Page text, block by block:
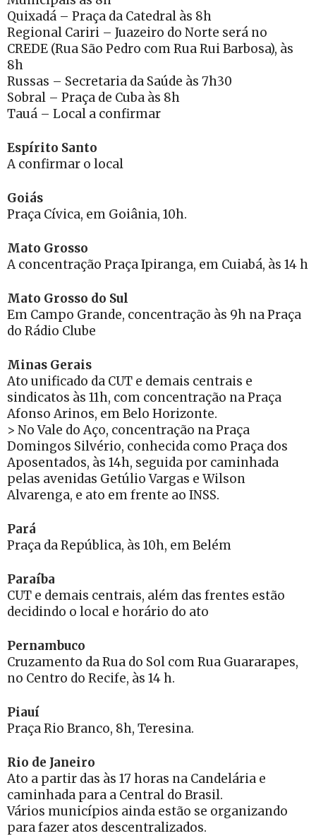
Quixadá – Praça da Catedral às 8h
Regional Cariri – Juazeiro do Norte será no
CREDE (Rua São Pedro com Rua Rui Barbosa), às
8h
Russas – Secretaria da Saúde às 7h30
Sobral – Praça de Cuba às 8h
Tauá – Local a confirmar
Espírito Santo
A confirmar o local
Goiás
Praça Cívica, em Goiânia, 10h.
Mato Grosso
A concentração Praça Ipiranga, em Cuiabá, às 14 h
Mato Grosso do Sul
Em Campo Grande, concentração às 9h na Praça
do Rádio Clube
Minas Gerais
Ato unificado da CUT e demais centrais e
sindicatos às 11h, com concentração na Praça
Afonso Arinos, em Belo Horizonte.
> No Vale do Aço, concentração na Praça
Domingos Silvério, conhecida como Praça dos
Aposentados, às 14h, seguida por caminhada
pelas avenidas Getúlio Vargas e Wilson
Alvarenga, e ato em frente ao INSS.
Pará
Praça da República, às 10h, em Belém
Paraíba
CUT e demais centrais, além das frentes estão
decidindo o local e horário do ato
Pernambuco
Cruzamento da Rua do Sol com Rua Guararapes,
no Centro do Recife, às 14 h.
Piauí
Praça Rio Branco, 8h, Teresina.
Rio de Janeiro
Ato a partir das às 17 horas na Candelária e
caminhada para a Central do Brasil.
Vários municípios ainda estão se organizando
para fazer atos descentralizados.